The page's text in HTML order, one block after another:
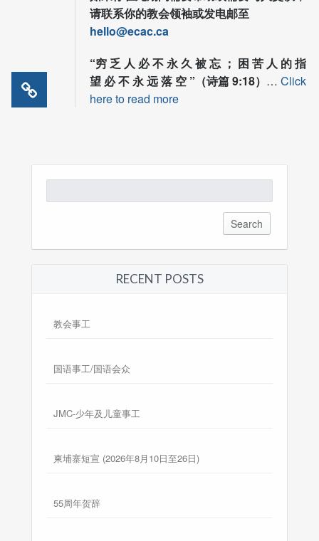
请联系你的教会领袖或发电邮至
hello@ecac.ca
“穷 乏 人 必 不 永 久 被 忘 ； 困 苦 人 的 指
望 必 不 永 远 落 空 ”（诗篇 9:18） … Click
here to read more
for:
RECENT POSTS
教会事工
国语事工/国语会众
JMC-少年及儿童事工
柬埔寨短宣 (2026年8月10日至26日)
55周年贺辞